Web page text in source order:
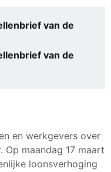
van de
van de
en werkgevers over
maandag 17 maart
loonsverhoging